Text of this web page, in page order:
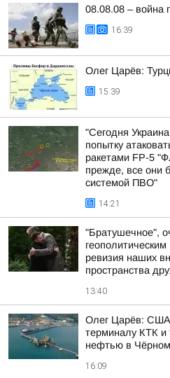
08.08.08 – война
16:39
Олег Царёв:
15:39
"Сегодня
попытку
ракетами FP-5
прежде, все они
системой ПВО"
14:21
"Братушечное",
ревизия наших
пространства
13:40
Олег Царёв: США
терминалу КТК и
нефтью в
16:09